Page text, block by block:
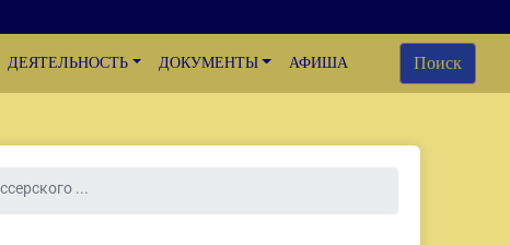
ДЕЯТЕЛЬНОСТЬ ДОКУМЕНТЫ АФИША Поиск
...